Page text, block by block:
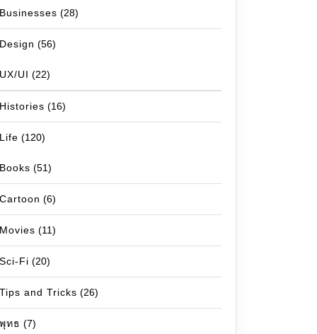
Businesses (28)
Design (56)
UX/UI (22)
Histories (16)
Life (120)
Books (51)
Cartoon (6)
Movies (11)
Sci-Fi (20)
Tips and Tricks (26)
พุทธ (7)